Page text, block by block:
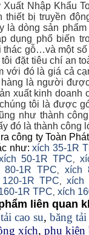
Nhập Khẩu
thiết bị truyền
là dòng sản phẩm
dụng phổ biến
thác gỗ…và một
đặt tiêu chí an
với đó là giá cả
là người
xuất kinh doanh
tôi là được
như thành
đó là thành công
công ty Toàn
như:xích 35-1R
50-1R TPC,
80-1R TPC,xích
1R TPC, xích
1R TPC, xích
liên quan
cao su, băng
xích, phụ kiện